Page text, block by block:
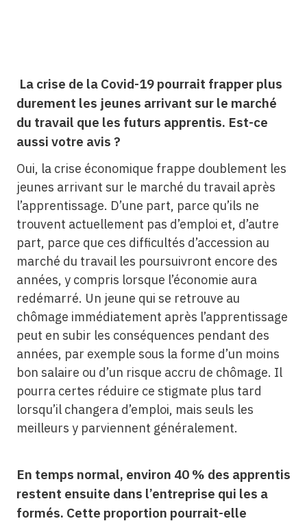
La crise de la Covid-19 pourrait frapper plus
durement les jeunes arrivant sur le marché
du travail que les futurs apprentis. Est-ce
aussi votre avis ?
Oui, la crise économique frappe doublement les
jeunes arrivant sur le marché du travail après
l’apprentissage. D’une part, parce qu’ils ne
trouvent actuellement pas d’emploi et, d’autre
part, parce que ces difficultés d’accession au
marché du travail les poursuivront encore des
années, y compris lorsque l’économie aura
redémarré. Un jeune qui se retrouve au
chômage immédiatement après l’apprentissage
peut en subir les conséquences pendant des
années, par exemple sous la forme d’un moins
bon salaire ou d’un risque accru de chômage. Il
pourra certes réduire ce stigmate plus tard
lorsqu’il changera d’emploi, mais seuls les
meilleurs y parviennent généralement.
En temps normal, environ 40 % des apprentis
restent ensuite dans l’entreprise qui les a
formés. Cette proportion pourrait-elle